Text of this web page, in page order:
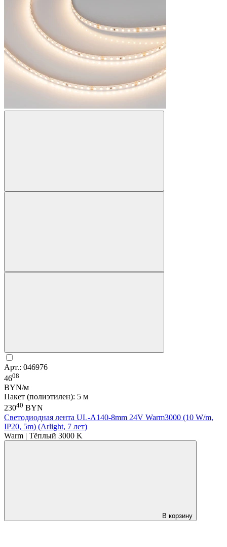
Арт.: 046976
4608
BYN/м
Пакет (полиэтилен): 5 м
23040 BYN
Светодиодная лента UL-A140-8mm 24V Warm3000 (10 W/m,
IP20, 5m) (Arlight, 7 лет)
Warm | Тёплый 3000 K
В корзину